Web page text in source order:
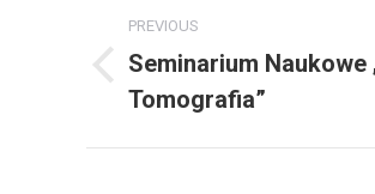
navigation
PREVIOUS
Previous
post:
Seminarium Naukowe
Tomografia”